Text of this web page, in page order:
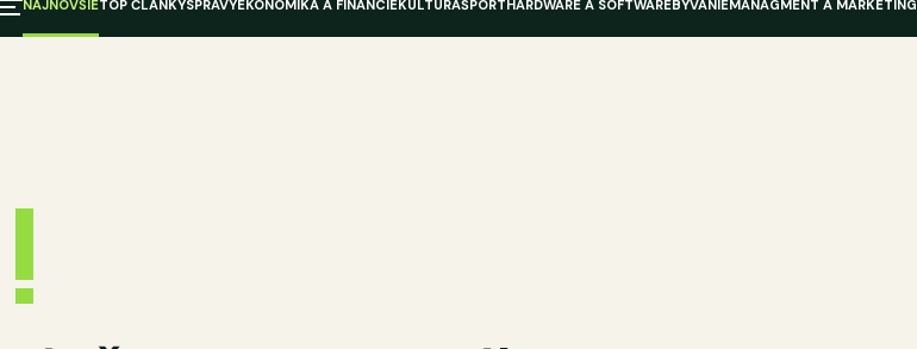
NAJNOVŠIETOP ČLÁNKYSPRÁVYEKONOMIKA A FINANCIEKULTÚRAŠPORTHARDWARE A SOFTWAREBÝVANIEMANAGMENT A MARKETING
!